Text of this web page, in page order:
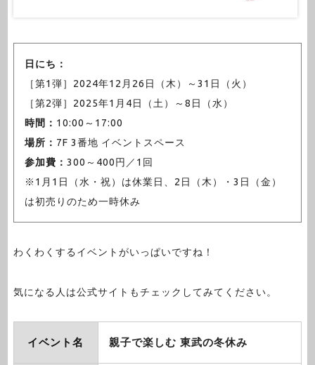
日にち：
［第1弾］2024年12月26日（木）～31日（火）
［第2弾］2025年1月4日（土）～8日（水）
時間： 10:00～17:00
場所： 7F 3番地 イベントスペース
参加費： 300～400円／1回
※1月1日（水・祝）は休業日、2日（木）・3日（金）
は初売りのため一時休み
わくわくするイベントがいっぱいですね！
気になる人は公式サイトもチェックしてみてください。
イベント名 親子で楽しむ 東武の冬休み